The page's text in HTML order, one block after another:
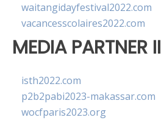
waitangidayfestival2022.com
vacancesscolaires2022.com
MEDIA PARTNER II
isth2022.com
p2b2pabi2023-makassar.com
wocfparis2023.org